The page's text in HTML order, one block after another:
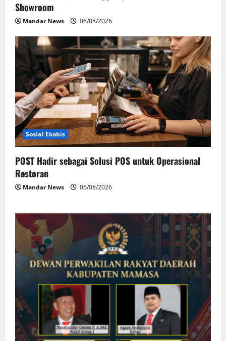
Showroom
Mandar News 06/08/2026
Sosial Ekobis
POST Hadir sebagai Solusi POS untuk Operasional
Restoran
Mandar News 06/08/2026